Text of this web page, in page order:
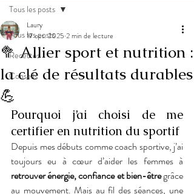
Tous les posts
Recettes
Conseils
Tous les posts
🥦 Allier sport et nutrition :
la clé de résultats durables
💪
Laury
17 oct. 2025 2 min de lecture
Pourquoi j’ai choisi de me
certifier en nutrition du sportif
Depuis mes débuts comme coach sportive, j’ai
retrouver énergie, confiance et bien-être grâce
au mouvement. Mais au fil des séances, une